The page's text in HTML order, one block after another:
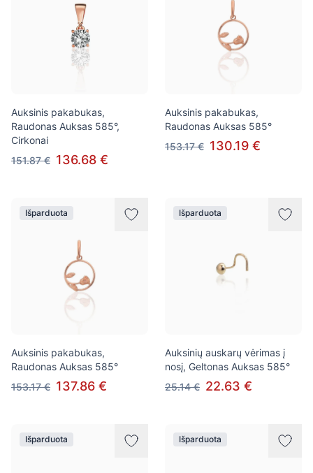
Auksinis pakabukas,
Raudonas Auksas 585°,
Cirkonai
151.87 € 136.68 €
Auksinis pakabukas,
Raudonas Auksas 585°
153.17 € 130.19 €
Išparduota
Auksinis pakabukas,
Raudonas Auksas 585°
153.17 € 137.86 €
Išparduota
Auksinių auskarų vėrimas į
nosį, Geltonas Auksas 585°
25.14 € 22.63 €
Išparduota Išparduota